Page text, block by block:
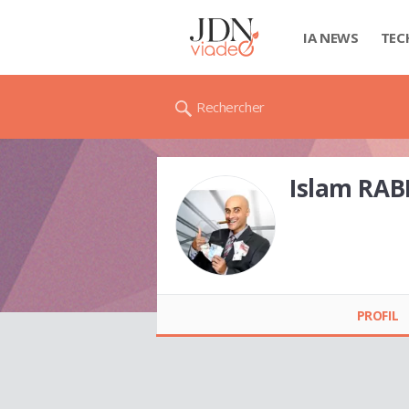
IA NEWS
Rechercher
Islam
PROFIL